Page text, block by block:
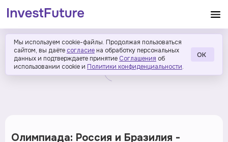
Мы используем cookie-файлы. Продолжая пользоваться
сайтом, вы даёте согласие на обработку персональных
данных и подтверждаете принятие Соглашения об
использовании cookie и Политики конфиденциальности.
ОК
Олимпиада: Россия и Бразилия -